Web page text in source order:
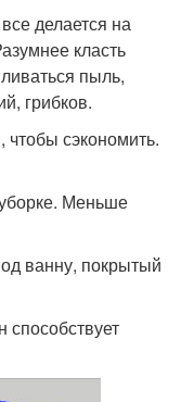
делается на
класть
пыль,
грибков.
чтобы сэкономить.
Меньше
ванну, покрытый